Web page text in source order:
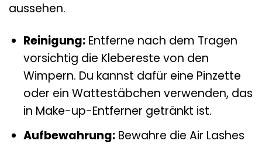
aussehen.
Reinigung:Entferne nach dem Tragen
vorsichtig die Klebereste von den
Wimpern. Du kannst dafür eine Pinzette
oder ein Wattestäbchen verwenden, das
in Make-up-Entferner getränkt ist.
Aufbewahrung:Bewahre die Air Lashes